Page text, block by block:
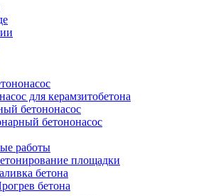
для керамзитобетона
бетононасос
бетононасос
работы
площадки
бетона
бетона